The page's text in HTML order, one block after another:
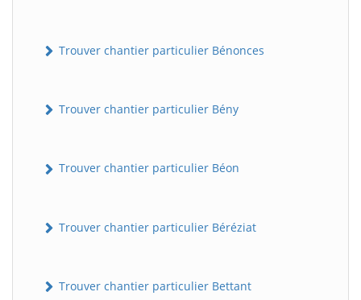
Trouver chantier particulier Bénonces
Trouver chantier particulier Bény
Trouver chantier particulier Béon
Trouver chantier particulier Béréziat
Trouver chantier particulier Bettant